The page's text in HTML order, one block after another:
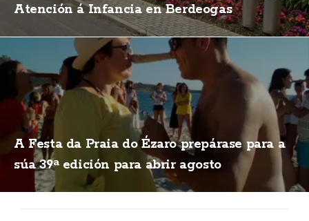
Atención á Infancia en Berdeogas
A Festa da Praia do Ézaro prepárase para a
súa 39ª edición para abrir agosto